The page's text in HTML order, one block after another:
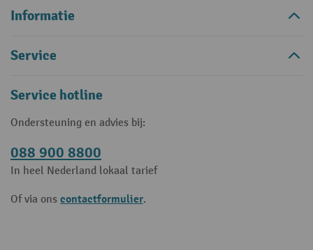
Informatie
Service
Service hotline
Ondersteuning en advies bij:
088 900 8800
In heel Nederland lokaal tarief
Of via ons contactformulier.